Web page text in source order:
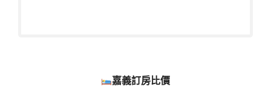
嘉義訂房比價